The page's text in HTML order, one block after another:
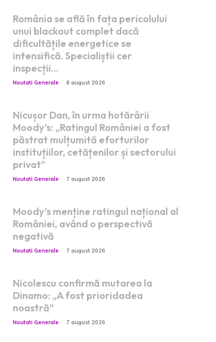
România se află în fața pericolului
unui blackout complet dacă
dificultățile energetice se
intensifică. Specialiștii cer
inspecții…
Noutati Generale 8 august 2026
Nicușor Dan, în urma hotărârii
Moody’s: „Ratingul României a fost
păstrat mulțumită eforturilor
instituțiilor, cetățenilor și sectorului
privat”
Noutati Generale 7 august 2026
Moody’s menține ratingul național al
României, având o perspectivă
negativă
Noutati Generale 7 august 2026
Nicolescu confirmă mutarea la
Dinamo: „A fost prioridadea
noastră”
Noutati Generale 7 august 2026